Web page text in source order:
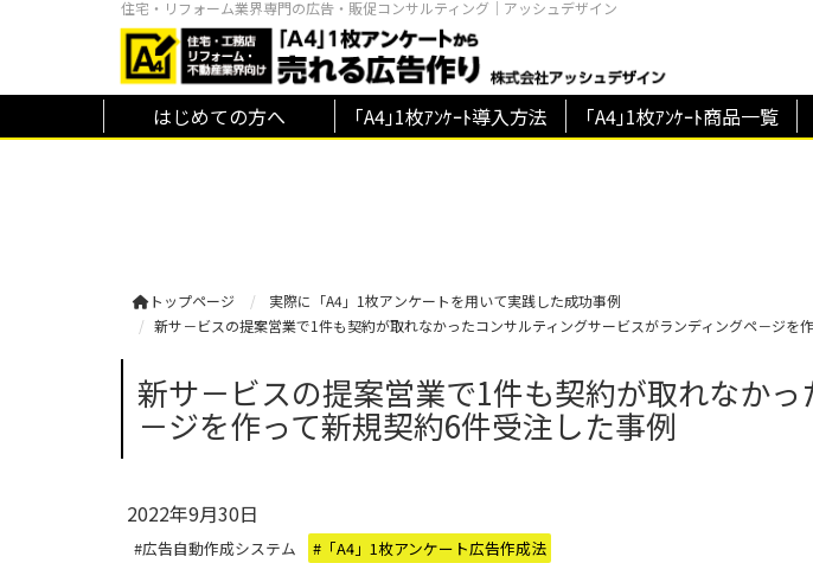
住宅・リフォーム業界専門の広告・販促コンサルティング｜アッシュデザイン
はじめての方へ
｢A4｣1枚ｱﾝｹｰﾄ導入方法 ｢A4｣1枚ｱﾝｹｰﾄ商品一覧
トップページ
実際に「A4」1枚アンケートを用いて実践した成功事例
新サ－ビスの提案営業で1件も契約が取れなかったコンサルティングサービスがランディングペ－ジを
新サ－ビスの提案営業で1件も契約が取れなか
－ジを作って新規契約6件受注した事例
2022年9月30日
#広告自動作成システム #「A4」1枚アンケート広告作成法